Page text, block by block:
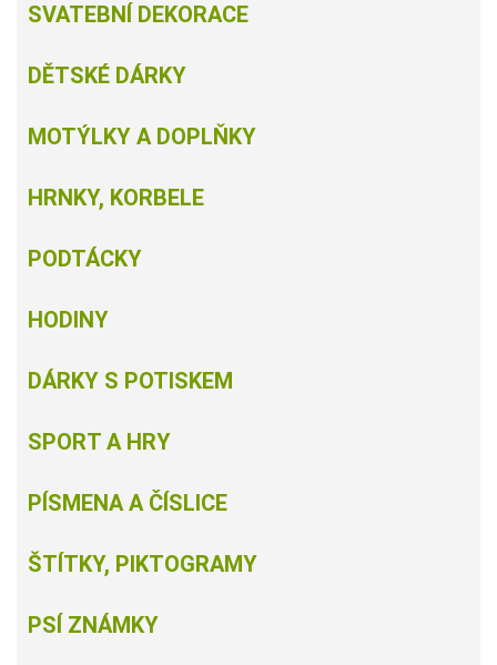
SVATEBNÍ DEKORACE
DĚTSKÉ DÁRKY
MOTÝLKY A DOPLŇKY
HRNKY, KORBELE
PODTÁCKY
HODINY
DÁRKY S POTISKEM
SPORT A HRY
PÍSMENA A ČÍSLICE
ŠTÍTKY, PIKTOGRAMY
PSÍ ZNÁMKY